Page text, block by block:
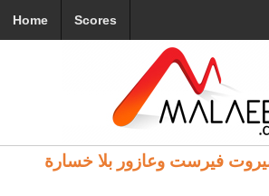
Home Scores
فيرست وعازور بلا خسارة